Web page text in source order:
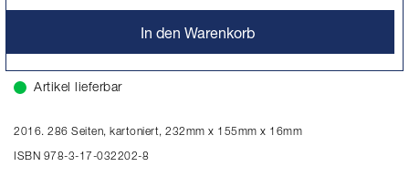
In den Warenkorb
Artikel lieferbar
2016. 286 Seiten, kartoniert, 232mm x 155mm x 16mm
ISBN 978-3-17-032202-8